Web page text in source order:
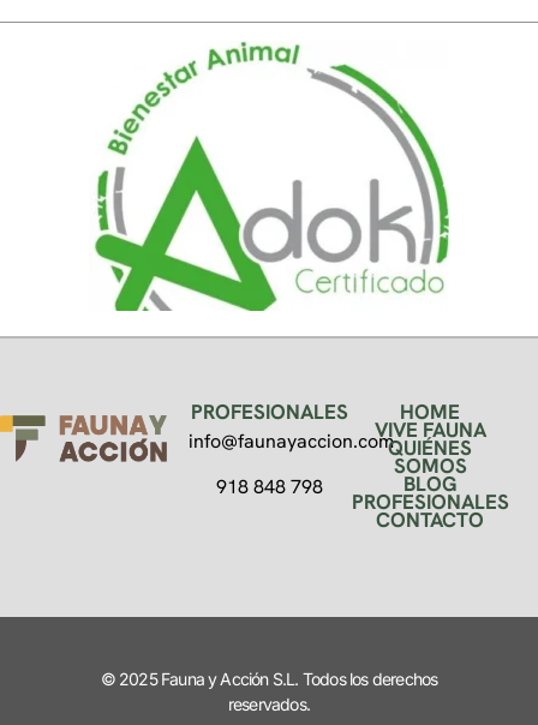
PROFESIONALES
info@faunayaccion.com
918 848 798
HOME
VIVE FAUNA
QUIÉNES
SOMOS
BLOG
PROFESIONALES
CONTACTO
© 2025 Fauna y Acción S.L. Todos los derechos
reservados.